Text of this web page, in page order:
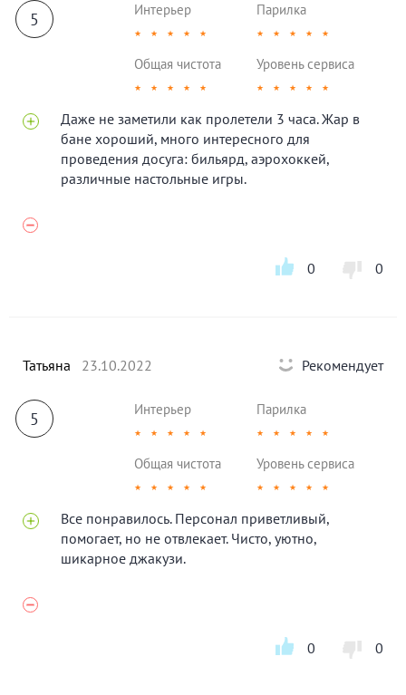
5 Интерьер
★ ★ ★ ★ ★
Парилка
★ ★ ★ ★ ★
Общая чистота
★ ★ ★ ★ ★
Уровень сервиса
★ ★ ★ ★ ★
Даже не заметили как пролетели 3 часа. Жар в
бане хороший, много интересного для
проведения досуга: бильярд, аэрохоккей,
различные настольные игры.
0 0
Татьяна 23.10.2022 Рекомендует
5 Интерьер
★ ★ ★ ★ ★
Парилка
★ ★ ★ ★ ★
Общая чистота
★ ★ ★ ★ ★
Уровень сервиса
★ ★ ★ ★ ★
Все понравилось. Персонал приветливый,
помогает, но не отвлекает. Чисто, уютно,
шикарное джакузи.
0 0